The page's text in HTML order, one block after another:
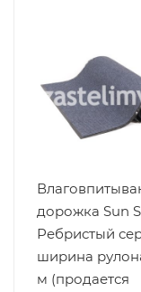
дорожка Sun
Ребристый
ширина
м (продается